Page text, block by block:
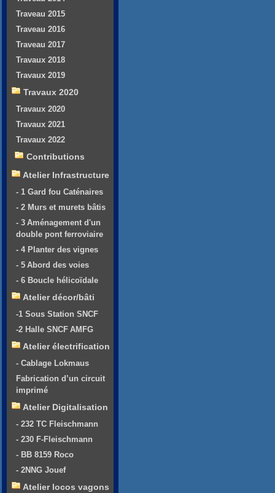
Traveau 2015
Traveau 2016
Traveau 2017
Travaux 2018
Travaux 2019
Travaux 2020
Travaux 2020
Travaux 2021
Travaux 2022
Contributions
Atelier Infrastructure
- 1 Gard fou Caténaires
- 2 Murs et murets bâtis
- 3 Aménagement d'un
double pont ferroviaire
- 4 Planter des vignes
- 5 Abord des voies
- 6 Boucle hélicoïdale
Atelier décor/bâti
-1 Sous Station SNCF
-2 Halle SNCF AMFG
Atelier électrification
- Cablage Lokmaus
Fabrication d’un circuit
imprimé
Atelier Digitalisation
- 232 TC Fleischmann
- 230 F-Fleischmann
- BB 8159 Roco
- 2NNG Jouef
Atelier locos vagons